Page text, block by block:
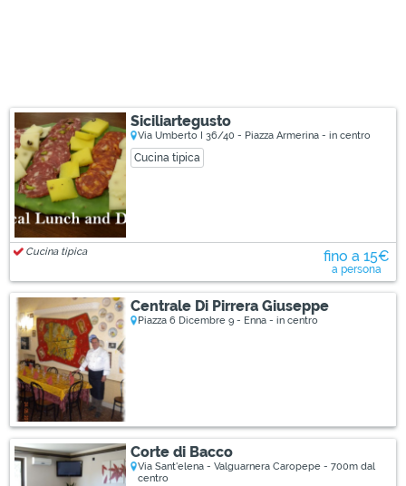
Siciliartegusto
Via Umberto I 36/40 - Piazza Armerina - in centro
Cucina tipica
fino a 15€
a persona
Cucina tipica
Centrale Di Pirrera Giuseppe
Piazza 6 Dicembre 9 - Enna - in centro
Corte di Bacco
Via Sant'elena - Valguarnera Caropepe - 700m dal
centro